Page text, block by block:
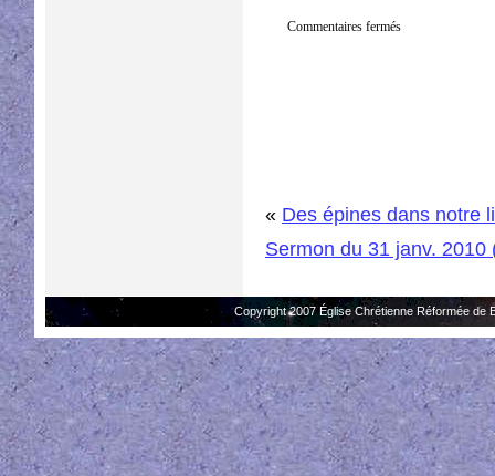
Commentaires fermés
« Des épines dans notre
Sermon du 31 janv. 2010
Copyright 2007 Église Chrétienne Réformée de